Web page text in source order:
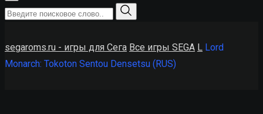
segaroms.ru - игры для Сега Все игры SEGA L Lord
Monarch: Tokoton Sentou Densetsu (RUS)